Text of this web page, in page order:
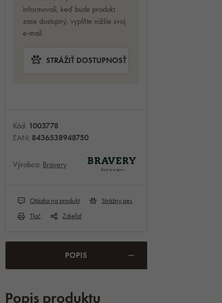
informovali, keď bude produkt
zase dostupný, vyplňte nižšie svoj
e‑mail.
STRÁŽIŤ DOSTUPNOSŤ
Kód: 1003778
EAN: 8436538948750
Výrobca: Bravery
Otázka na produkt
Strážny pes
Tlač
Zdieľať
POPIS
Popis produktu